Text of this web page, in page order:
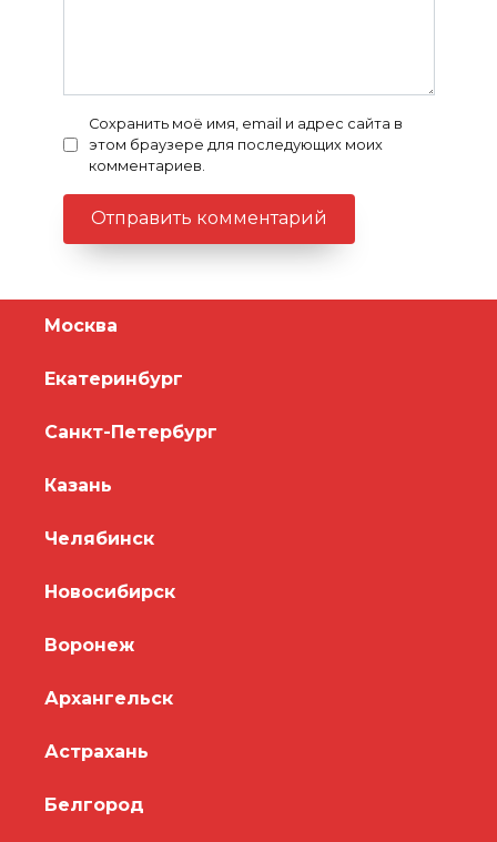
Сохранить моё имя, email и адрес сайта в
этом браузере для последующих моих
комментариев.
Москва
Екатеринбург
Санкт-Петербург
Казань
Челябинск
Новосибирск
Воронеж
Архангельск
Астрахань
Белгород